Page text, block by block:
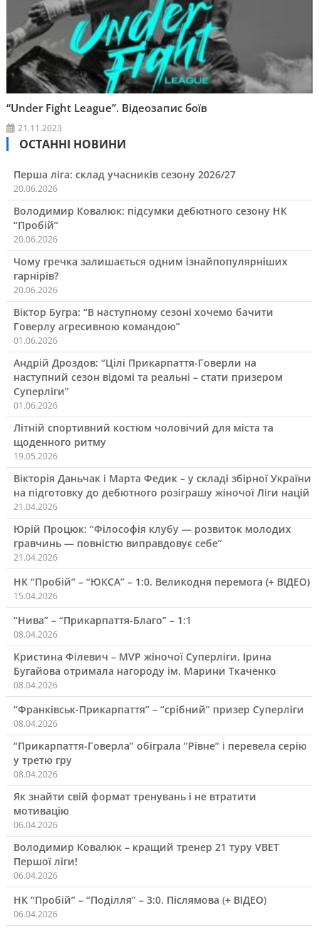
“Under Fight League”. Відеозапис боїв
21.11.2023
ОСТАННІ НОВИНИ
Перша ліга: склад учасників сезону 2026/27
20.06.2026
Володимир Ковалюк: підсумки дебютного сезону НК
“Пробій”
20.06.2026
Чому гречка залишається одним ізнайпопулярніших
гарнірів?
20.06.2026
Віктор Бугра: “В наступному сезоні хочемо бачити
Говерлу агресивною командою”
01.06.2026
Андрій Дроздов: “Цілі Прикарпаття-Говерли на
наступний сезон відомі та реальні – стати призером
Суперліги”
01.06.2026
Літній спортивний костюм чоловічий для міста та
щоденного ритму
19.05.2026
Вікторія Даньчак і Марта Федик – у складі збірної України
на підготовку до дебютного розіграшу жіночої Ліги націй
21.04.2026
Юрій Процюк: “Філософія клубу — розвиток молодих
гравчинь — повністю виправдовує себе”
21.04.2026
НК “Пробій” – “ЮКСА” – 1:0. Великодня перемога (+ ВІДЕО)
15.04.2026
“Нива” – “Прикарпаття-Благо” – 1:1
08.04.2026
Кристина Філевич – MVP жіночої Суперліги, Ірина
Бугайова отримала нагороду ім. Марини Ткаченко
08.04.2026
“Франківськ-Прикарпаття” – “срібний” призер Суперліги
08.04.2026
“Прикарпаття-Говерла” обіграла “Рівне” і перевела серію
у третю гру
08.04.2026
Як знайти свій формат тренувань і не втратити
мотивацію
06.04.2026
Володимир Ковалюк – кращий тренер 21 туру VBET
Першої ліги!
06.04.2026
НК “Пробій” – “Поділля” – 3:0. Післямова (+ ВІДЕО)
06.04.2026